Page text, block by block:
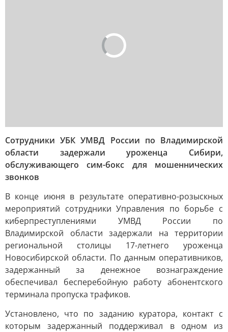
Сотрудники УБК УМВД России по Владимирской
области задержали уроженца Сибири,
обслуживающего сим-бокс для мошеннических
звонков
В конце июня в результате оперативно-розыскных
мероприятий сотрудники Управления по борьбе с
киберпреступлениями УМВД России по
Владимирской области задержали на территории
региональной столицы 17-летнего уроженца
Новосибирской области. По данным оперативников,
задержанный за денежное вознаграждение
обеспечивал бесперебойную работу абонентского
терминала пропуска трафиков.
Установлено, что по заданию куратора, контакт с
которым задержанный поддерживал в одном из